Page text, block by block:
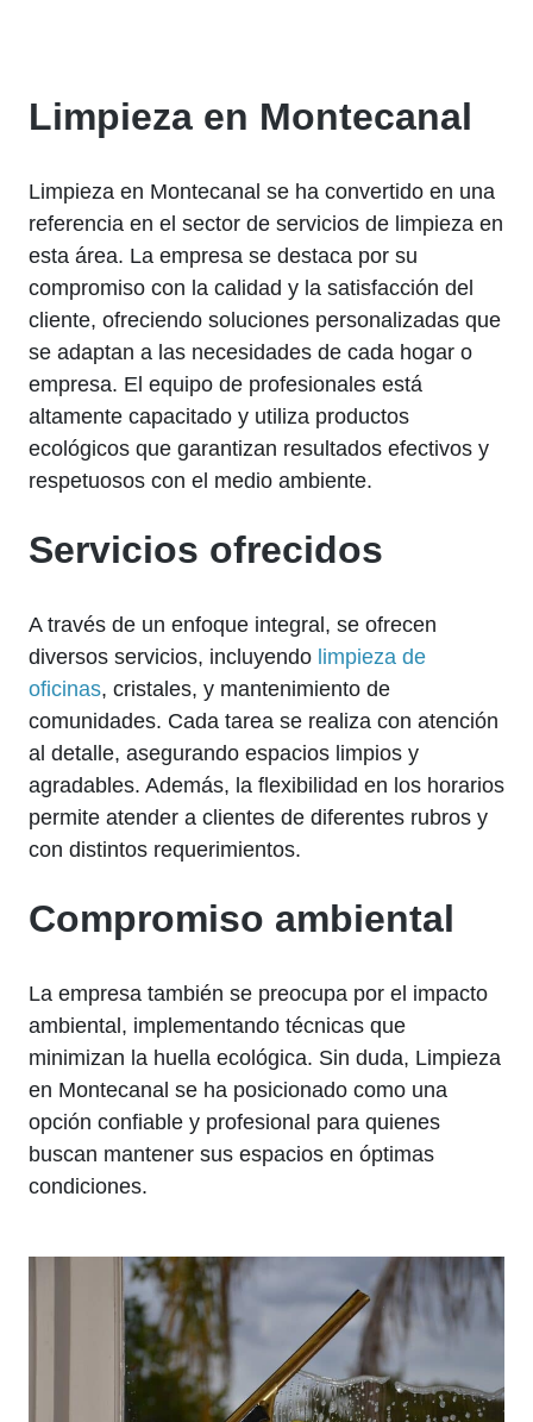
Limpieza en Montecanal
Limpieza en Montecanal se ha convertido en una
referencia en el sector de servicios de limpieza en
esta área. La empresa se destaca por su
compromiso con la calidad y la satisfacción del
cliente, ofreciendo soluciones personalizadas que
se adaptan a las necesidades de cada hogar o
empresa. El equipo de profesionales está
altamente capacitado y utiliza productos
ecológicos que garantizan resultados efectivos y
respetuosos con el medio ambiente.
Servicios ofrecidos
A través de un enfoque integral, se ofrecen
diversos servicios, incluyendo limpieza de
oficinas, cristales, y mantenimiento de
comunidades. Cada tarea se realiza con atención
al detalle, asegurando espacios limpios y
agradables. Además, la flexibilidad en los horarios
permite atender a clientes de diferentes rubros y
con distintos requerimientos.
Compromiso ambiental
La empresa también se preocupa por el impacto
ambiental, implementando técnicas que
minimizan la huella ecológica. Sin duda, Limpieza
en Montecanal se ha posicionado como una
opción confiable y profesional para quienes
buscan mantener sus espacios en óptimas
condiciones.